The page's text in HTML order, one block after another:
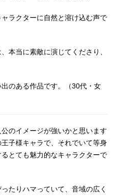
ラクターに自然と溶け込む声で
本当に素敵に演じてくださり、
のある作品です。（30代・女
のイメージが強いかと思います
子様キャラで、それでいて等身
とても魅力的なキャラクターで
たりハマっていて、音域の広く